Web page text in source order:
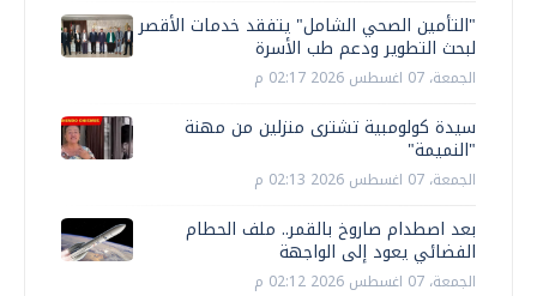
"التأمين الصحي الشامل" يتفقد خدمات الأقصر
لبحث التطوير ودعم طب الأسرة
الجمعة، 07 اغسطس 2026 02:17 م
سيدة كولومبية تشترى منزلين من مهنة
"النميمة"
الجمعة، 07 اغسطس 2026 02:13 م
بعد اصطدام صاروخ بالقمر.. ملف الحطام
الفضائي يعود إلى الواجهة
الجمعة، 07 اغسطس 2026 02:12 م